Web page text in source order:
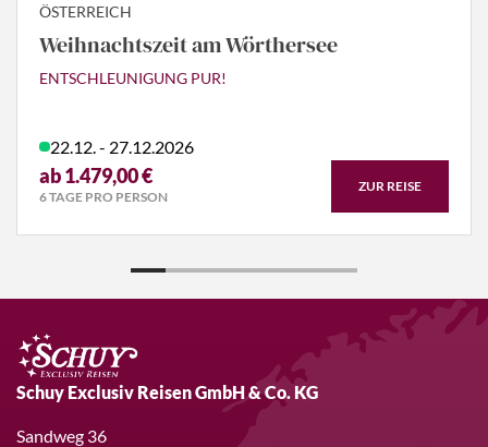
ÖSTERREICH
Weihnachtszeit am Wörthersee
ENTSCHLEUNIGUNG PUR!
22.12. - 27.12.2026
ab 1.479,00 €
6 TAGE PRO PERSON
ZUR REISE
Schuy Exclusiv Reisen GmbH & Co. KG
Sandweg 36